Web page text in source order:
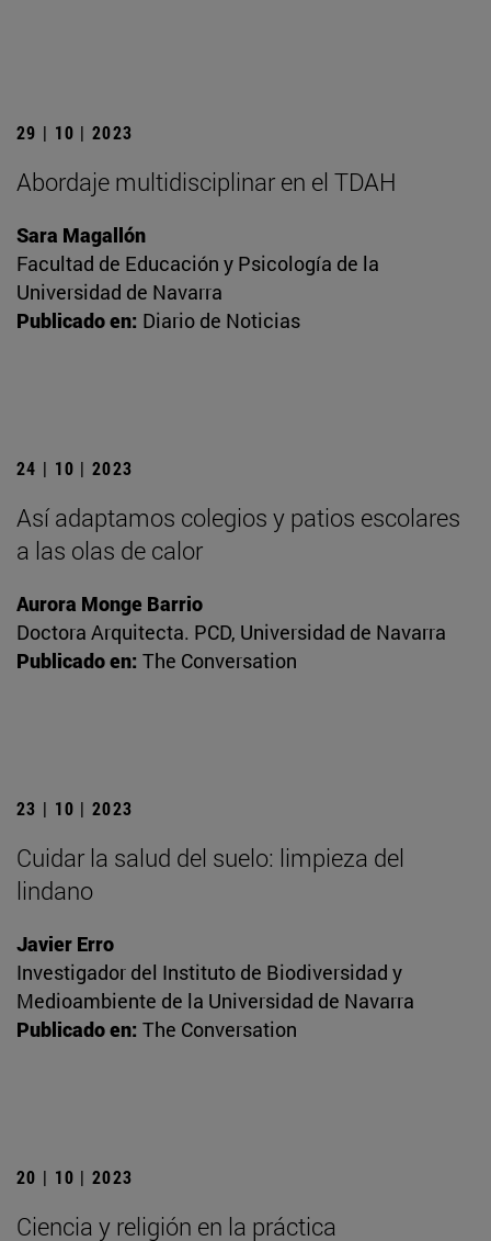
29 | 10 | 2023
Abordaje multidisciplinar en el TDAH
Sara Magallón
Facultad de Educación y Psicología de la
Universidad de Navarra
Publicado en: Diario de Noticias
24 | 10 | 2023
Así adaptamos colegios y patios escolares
a las olas de calor
Aurora Monge Barrio
Doctora Arquitecta. PCD, Universidad de Navarra
Publicado en: The Conversation
23 | 10 | 2023
Cuidar la salud del suelo: limpieza del
lindano
Javier Erro
Investigador del Instituto de Biodiversidad y
Medioambiente de la Universidad de Navarra
Publicado en: The Conversation
20 | 10 | 2023
Ciencia y religión en la práctica